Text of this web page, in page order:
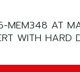
MEM348 AT
WITH HARD